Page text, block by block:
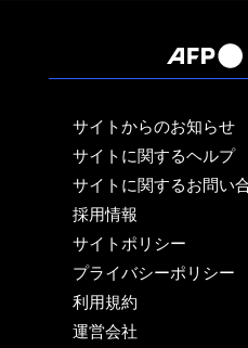
サイトからのお知らせ
サイトに関するヘルプ
サイトに関するお問い
採用情報
サイトポリシー
プライバシーポリシー
利用規約
運営会社